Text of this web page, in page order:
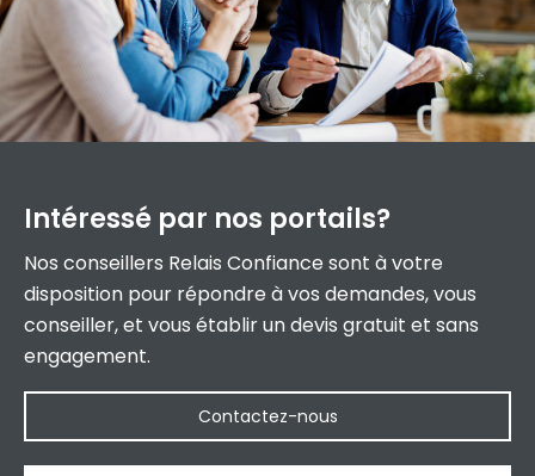
Intéressé par nos portails?
Nos conseillers Relais Confiance sont à votre
disposition pour répondre à vos demandes, vous
conseiller, et vous établir un devis gratuit et sans
engagement.
Contactez-nous